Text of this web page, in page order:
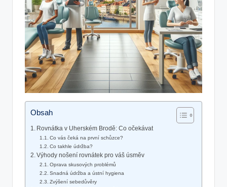
Obsah
Rovnátka v Uherském Brodě: Co očekávat
Co vás čeká na první schůzce?
Co takhle údržba?
Výhody nošení rovnátek pro váš úsměv
Oprava skusových problémů
Snadná údržba a ústní hygiena
Zvýšení sebedůvěry